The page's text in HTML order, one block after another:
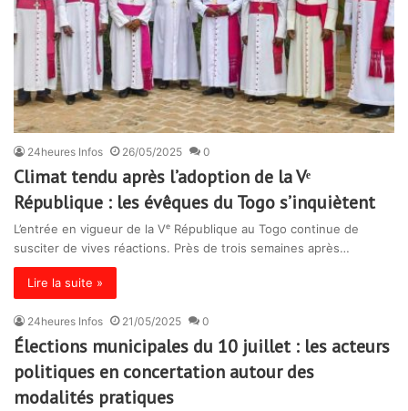
24heures Infos 26/05/2025 0
Climat tendu après l’adoption de la Vᵉ
République : les évêques du Togo s’inquiètent
L’entrée en vigueur de la Vᵉ République au Togo continue de
susciter de vives réactions. Près de trois semaines après…
Lire la suite »
24heures Infos 21/05/2025 0
Élections municipales du 10 juillet : les acteurs
politiques en concertation autour des
modalités pratiques